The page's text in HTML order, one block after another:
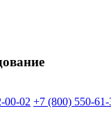
00-02 +7 (800) 550-61-